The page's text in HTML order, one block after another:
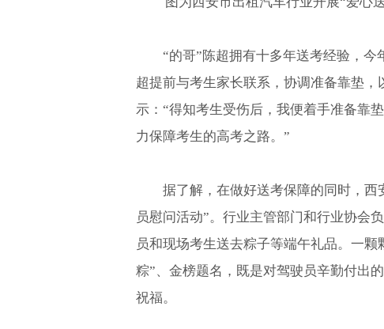
“的哥”陈超拥有十多年送考经验，
超提前与考生家长联系，协调准备靠垫
示：“得知考生受伤后，我便着手准备靠
力保障考生的高考之路。”
据了解，在做好送考保障的同时，
员慰问活动”。行业主管部门和行业协会
员和现场考生送去粽子等端午礼品。一
粽”、金榜题名，既是对驾驶员辛勤付出
祝福。